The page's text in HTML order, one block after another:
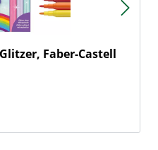
Faber-Castell